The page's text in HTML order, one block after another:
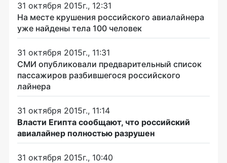
31 октября 2015г., 12:31
На месте крушения российского авиалайнера
уже найдены тела 100 человек
31 октября 2015г., 11:31
СМИ опубликовали предварительный список
пассажиров разбившегося российского
лайнера
31 октября 2015г., 11:14
Власти Египта сообщают, что российский
авиалайнер полностью разрушен
31 октября 2015г., 10:40